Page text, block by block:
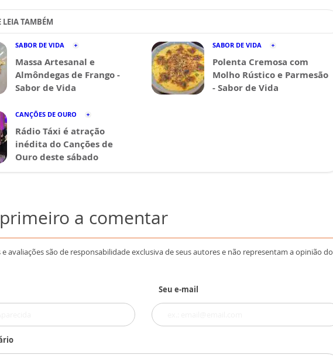
LEIA TAMBÉM
SABOR DE VIDA
Massa Artesanal e
Almôndegas de Frango -
Sabor de Vida
SABOR DE VIDA
Polenta Cremosa com
Molho Rústico e Parmesão
- Sabor de Vida
CANÇÕES DE OURO
Rádio Táxi é atração
inédita do Canções de
Ouro deste sábado
a comentar
avaliações são de responsabilidade exclusiva de seus autores e não representam a opinião do
Seu e-mail